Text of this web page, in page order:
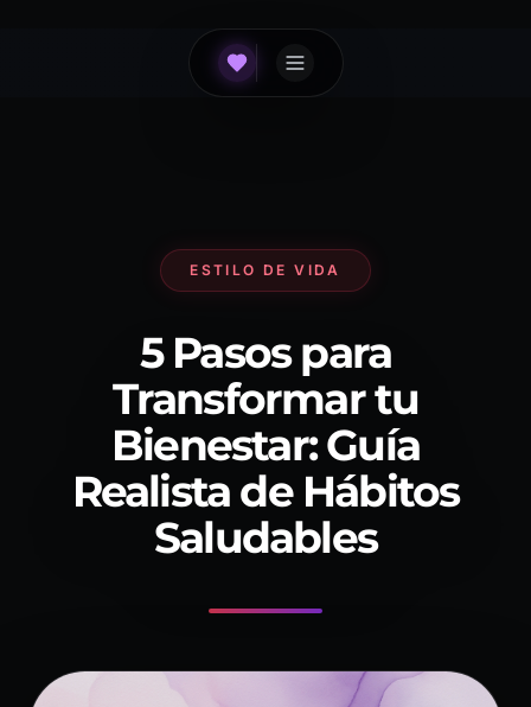
ESTILO DE VIDA
5 Pasos para
Transformar tu
Bienestar: Guía
Realista de Hábitos
Saludables